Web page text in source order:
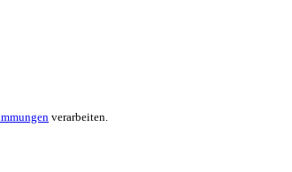
verarbeiten.